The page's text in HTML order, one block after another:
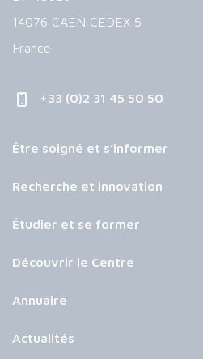
14076 CAEN CEDEX 5
France
+33 (0)2 31 45 50 50
Être soigné et s’informer
Recherche et innovation
Étudier et se former
Découvrir le Centre
Annuaire
Actualités